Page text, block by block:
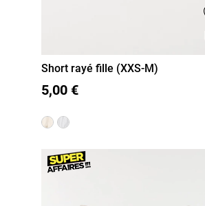
XXS/12A XS/14A S/16A
Short rayé fille (XXS-M)
5,00 €